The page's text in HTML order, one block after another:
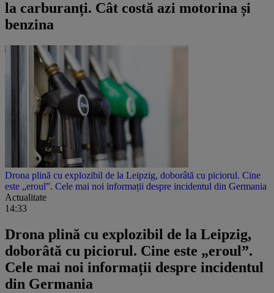
la carburanți. Cât costă azi motorina și
benzina
Drona plină cu explozibil de la Leipzig, doborâtă cu piciorul. Cine
este „eroul”. Cele mai noi informații despre incidentul din Germania
Actualitate
14:33
Drona plină cu explozibil de la Leipzig,
doborâtă cu piciorul. Cine este „eroul”.
Cele mai noi informații despre incidentul
din Germania